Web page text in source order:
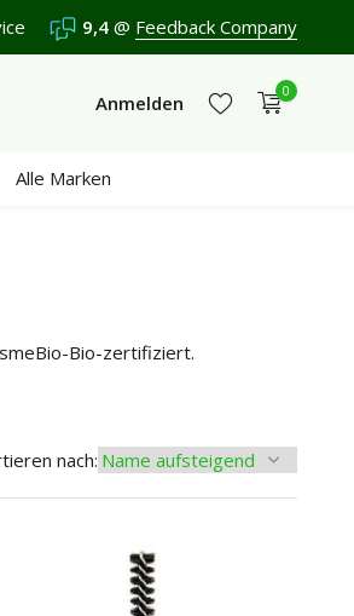
(DE)Kostenlosab €65 Wir
9,4 @ Feedback Company
Anmelden
Jetzt registrieren
Jetzt registrieren
0
Alle Marken
Bio-zertifiziert.
nach: